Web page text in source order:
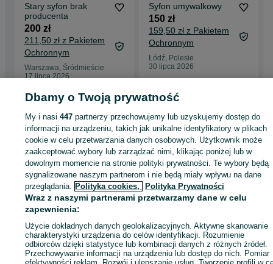
Stary syfon brak
producenta
200 zł
211,50 zł z Pakietem
Ochronnym
Warszawa, Śródmieście
17 lipca 2026
Syfon umywalkowy
150 zł
159,50 zł z Pakietem
Ochronnym
Łódź, Polesie
30 lipca 2026
Strona główna Budowa i Remont Hydraulika Syfony
Syfony - Łódzkie
Syfony - Łódź
Syfony - Polesie
KATEGORIA
ID:1020459134 Wyświetlenia:
Kup
Dbamy o Twoją prywatność
My i nasi447 partnerzy przechowujemy lub uzyskujemy dostęp do
informacji na urządzeniu, takich jak unikalne identyfikatory w plikach
cookie w celu przetwarzania danych osobowych. Użytkownik może
zaakceptować wybory lub zarządzać nimi, klikając poniżej lub w
dowolnym momencie na stronie polityki prywatności. Te wybory będą
sygnalizowane naszym partnerom i nie będą miały wpływu na dane
przeglądania. Polityka cookies, Polityka Prywatności
Wraz z naszymi partnerami przetwarzamy dane w celu
zapewnienia:
Użycie dokładnych danych geolokalizacyjnych. Aktywne skanowanie
charakterystyki urządzenia do celów identyfikacji. Rozumienie
odbiorców dzięki statystyce lub kombinacji danych z różnych źródeł.
Przechowywanie informacji na urządzeniu lub dostęp do nich. Pomiar